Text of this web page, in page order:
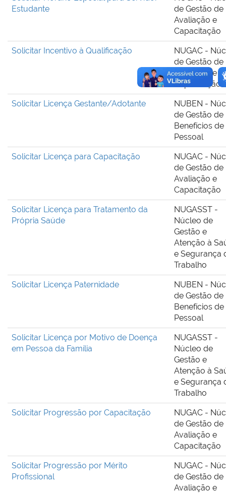
Estudante
de Gestão de
Avaliação e
Capacitação
Solicitar Incentivo à Qualificação
NUGAC -
de Gestão de
Avaliação e
Capacitação
Solicitar Licença Gestante/Adotante
NUBEN -
de Gestão de
Benefícios de
Pessoal
Solicitar Licença para Capacitação
NUGAC -
de Gestão de
Avaliação e
Capacitação
Solicitar Licença para Tratamento da
Própria Saúde
NUGASST -
Núcleo de
Gestão e
Atenção à
e Segurança
Trabalho
Solicitar Licença Paternidade
NUBEN -
de Gestão de
Benefícios de
Pessoal
Solicitar Licença por Motivo de Doença
em Pessoa da Família
NUGASST -
Núcleo de
Gestão e
Atenção à
e Segurança
Trabalho
Solicitar Progressão por Capacitação
NUGAC -
de Gestão de
Avaliação e
Capacitação
Solicitar Progressão por Mérito
Profissional
NUGAC -
de Gestão de
Avaliação e